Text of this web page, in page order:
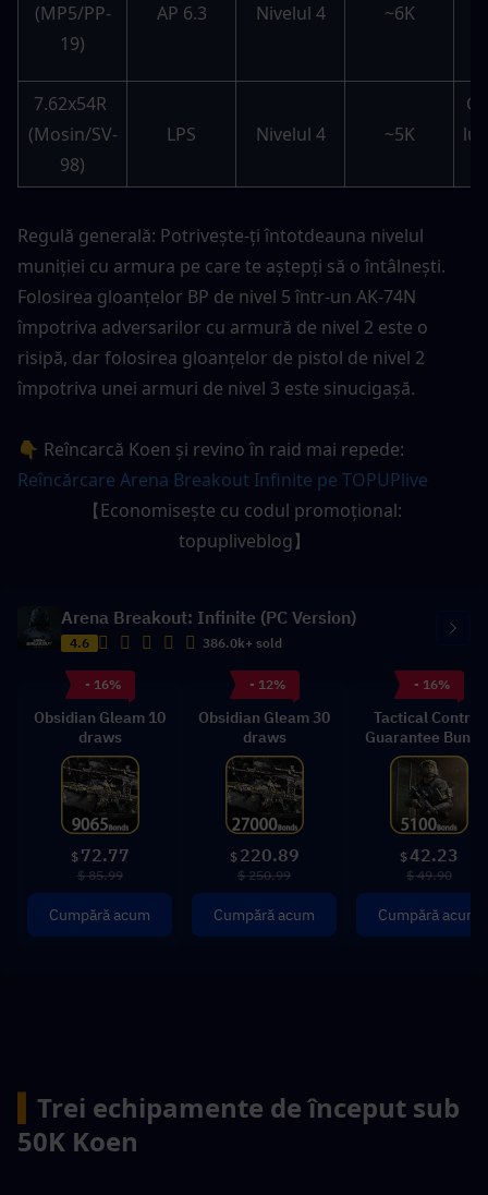
(MP5/PP-
19)
AP 6.3 Nivelul 4 ~6K
7.62x54R
(Mosin/SV-
98)
LPS Nivelul 4 ~5K
Regulă generală: Potrivește-ți întotdeauna nivelul
muniției cu armura pe care te aștepți să o întâlnești.
Folosirea gloanțelor BP de nivel 5 într-un AK-74N
împotriva adversarilor cu armură de nivel 2 este o
risipă, dar folosirea gloanțelor de pistol de nivel 2
împotriva unei armuri de nivel 3 este sinucigașă.
Reîncărcare Arena Breakout Infinite pe TOPUPlive
【Economisește cu codul promoțional:
topupliveblog】
Arena Breakout: Infinite (PC Version)
4.6 386.0k+ sold
- 16%
Obsidian Gleam 10
draws
$ 72.77
$ 85.99
Cumpără acum
- 12%
Obsidian Gleam 30
draws
$ 220.89
$ 250.99
Cumpără acum
- 16%
Tactical Control
Guarantee
$42.23
$ 49.90
Cumpără acum
Trei echipamente de început sub
50K Koen